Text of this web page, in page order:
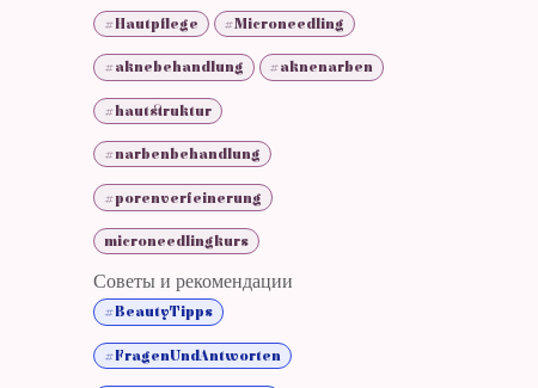
#Hautpflege #Microneedling
#aknebehandlung #aknenarben
#hautstruktur
#narbenbehandlung
#porenverfeinerung
microneedlingkurs
Советы и рекомендации
#BeautyTipps
#FragenUndAntworten